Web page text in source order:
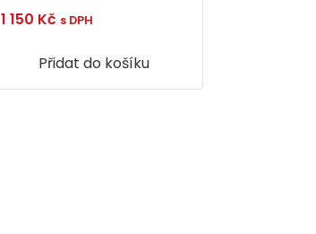
1 150 Kč s DPH
Přidat do košíku